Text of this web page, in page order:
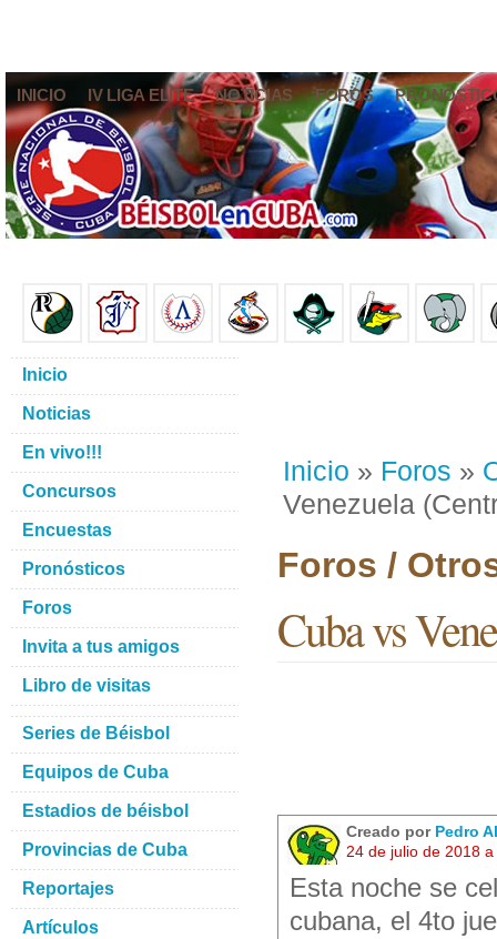
INICIO IV LIGA ELITE NOTICIAS FOROS
Inicio » Foros »
Venezuela
Foros /
Cuba vs
Creado por Pedro
24 de julio de 2018
Esta noche se
cubana, el 4to
Inicio
Noticias
En vivo!!!
Concursos
Encuestas
Pronósticos
Foros
Invita a tus amigos
Libro de visitas
Series de Béisbol
Equipos de Cuba
Estadios de béisbol
Provincias de Cuba
Reportajes
Artículos